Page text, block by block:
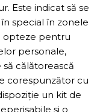
Este indicat să se
special în zonele
opteze pentru
personale,
călătorească
corespunzător cu
un kit de
și o